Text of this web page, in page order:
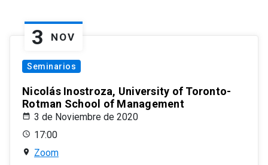
3 NOV
Seminarios
Nicolás Inostroza, University of Toronto-
Rotman School of Management
3 de Noviembre de 2020
17:00
Zoom